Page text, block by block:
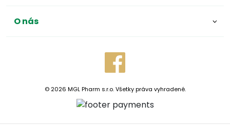
O nás
© 2026 MGL Pharm s.r.o. Všetky práva vyhradené.